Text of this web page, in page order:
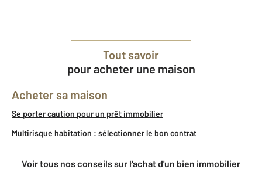
Tout savoir
pour acheter une maison
Acheter sa maison
Se porter caution pour un prêt immobilier
Multirisque habitation : sélectionner le bon contrat
Voir tous nos conseils sur l'achat d'un bien immobilier